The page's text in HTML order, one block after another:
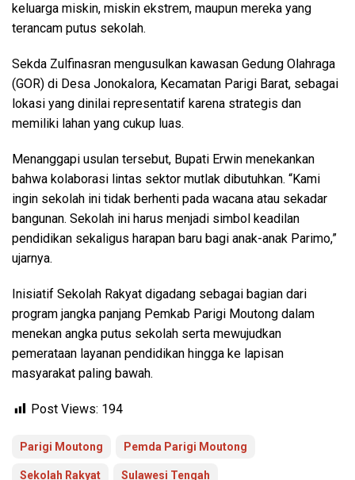
keluarga miskin, miskin ekstrem, maupun mereka yang
terancam putus sekolah.
Sekda Zulfinasran mengusulkan kawasan Gedung Olahraga
(GOR) di Desa Jonokalora, Kecamatan Parigi Barat, sebagai
lokasi yang dinilai representatif karena strategis dan
memiliki lahan yang cukup luas.
Menanggapi usulan tersebut, Bupati Erwin menekankan
bahwa kolaborasi lintas sektor mutlak dibutuhkan. “Kami
ingin sekolah ini tidak berhenti pada wacana atau sekadar
bangunan. Sekolah ini harus menjadi simbol keadilan
pendidikan sekaligus harapan baru bagi anak-anak Parimo,”
ujarnya.
Inisiatif Sekolah Rakyat digadang sebagai bagian dari
program jangka panjang Pemkab Parigi Moutong dalam
menekan angka putus sekolah serta mewujudkan
pemerataan layanan pendidikan hingga ke lapisan
masyarakat paling bawah.
Post Views: 194
Parigi Moutong Pemda Parigi Moutong
Sekolah Rakyat Sulawesi Tengah